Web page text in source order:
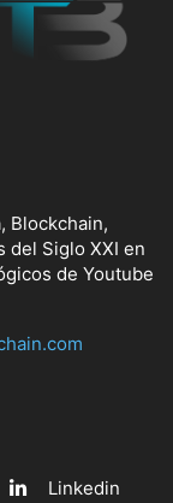
Blockchain,
del Siglo XXI en
de Youtube
Linkedin